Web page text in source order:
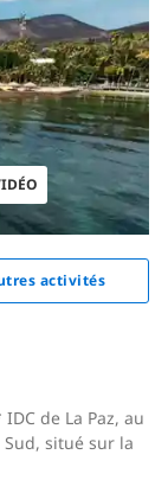
activités
de La Paz, au
situé sur la